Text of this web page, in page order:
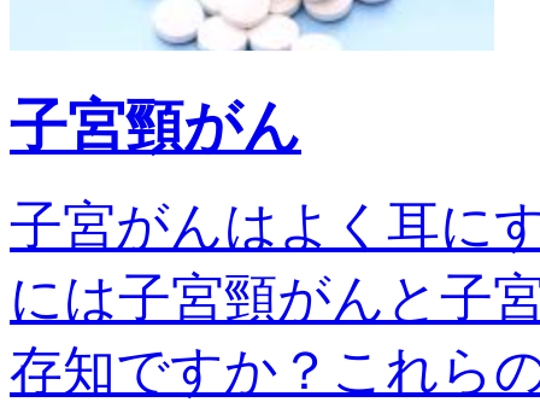
子宮頸がん
子宮がんはよく耳に
には子宮頸がんと子
存知ですか？これら